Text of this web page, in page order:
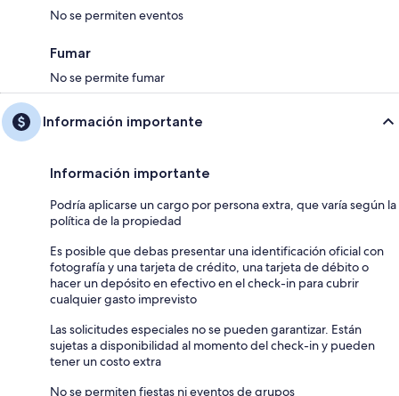
No se permiten eventos
Fumar
No se permite fumar
Información importante
Información importante
Podría aplicarse un cargo por persona extra, que varía según la
política de la propiedad
Es posible que debas presentar una identificación oficial con
fotografía y una tarjeta de crédito, una tarjeta de débito o
hacer un depósito en efectivo en el check-in para cubrir
cualquier gasto imprevisto
Las solicitudes especiales no se pueden garantizar. Están
sujetas a disponibilidad al momento del check-in y pueden
tener un costo extra
No se permiten fiestas ni eventos de grupos